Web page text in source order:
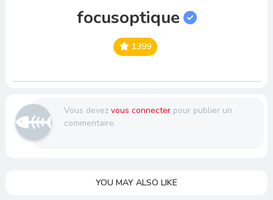
focusoptique
1399
Vous devez vous connecterpour publier un
commentaire.
YOU MAY ALSO LIKE